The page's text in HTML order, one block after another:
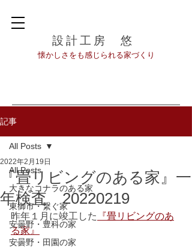
設計工房 悠
​懐かしさをも感じられる家づくり
記事
All Posts
大きなコナラのある家
東御市・繋ぐ家
安曇野・豊科の家
安曇野・田園の家
All Posts
『畳リビングのある家』一
年検査 20220219
2022年2月19日
昨年１月に竣工した
『畳リビングのあ
る家』